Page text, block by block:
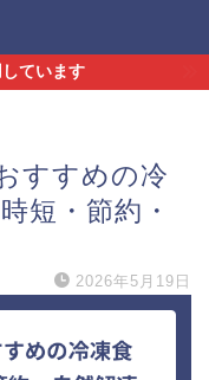
ています
すすめの冷
短・節約・
2026年5月19日